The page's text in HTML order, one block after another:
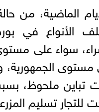
الماضية، من
الأنواع في
سواء على
الجمهورية،
تباين ملحوظ،
المزرعة بين 74 جنيهًا